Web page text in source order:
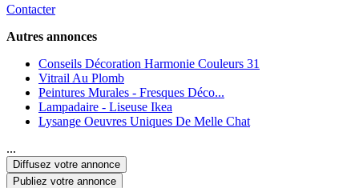
Contacter
Autres annonces
Conseils Décoration Harmonie Couleurs 31
Vitrail Au Plomb
Peintures Murales - Fresques Déco...
Lampadaire - Liseuse Ikea
Lysange Oeuvres Uniques De Melle Chat
...
Diffusez votre annonce
Publiez votre annonce